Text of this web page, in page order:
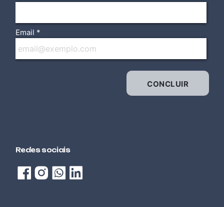
BAIXA TENSÃO
AUTOMOTIVA
ELETROMOBILIDADE
TECNOLOGIA DA INFORMAÇÃO (TI)
EXCEL INTERMEDIÁRIO
Redes sociais